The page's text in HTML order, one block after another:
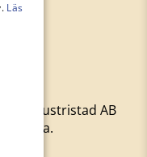
Industristad AB
Avesta.
Läs